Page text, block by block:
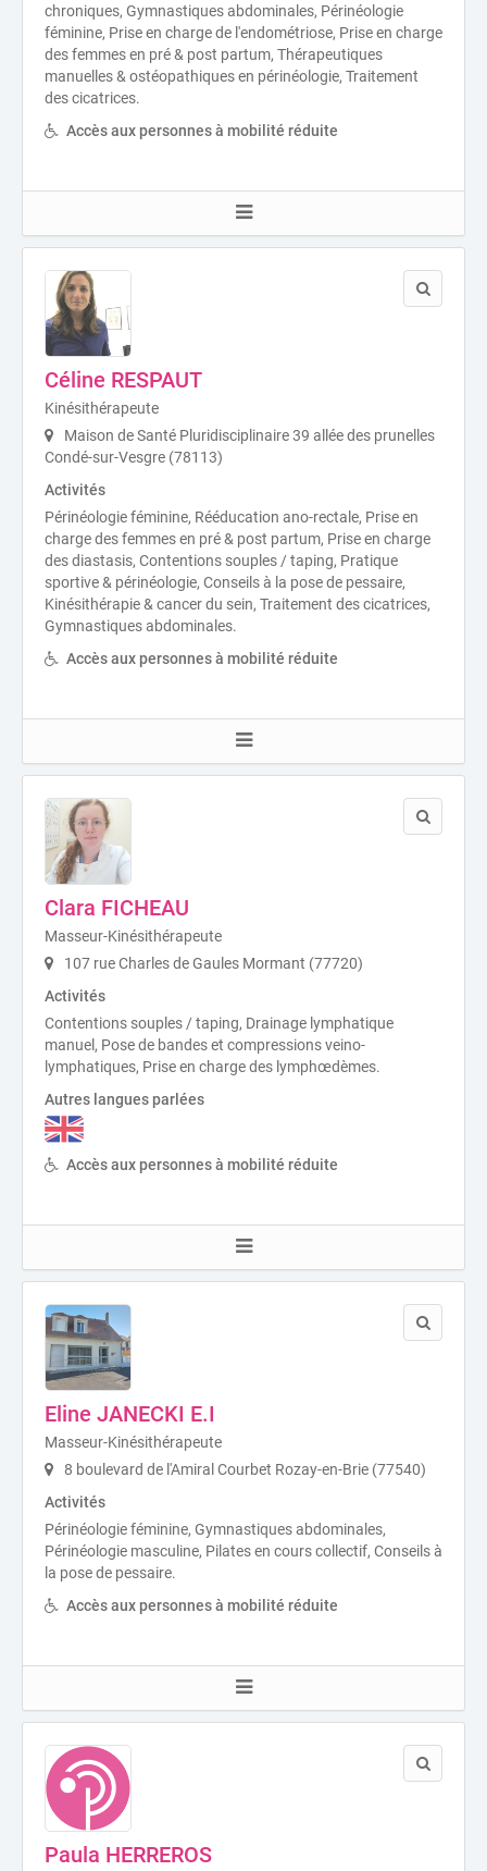
chroniques, Gymnastiques abdominales, Périnéologie
féminine, Prise en charge de l'endométriose, Prise en charge
des femmes en pré & post partum, Thérapeutiques
manuelles & ostéopathiques en périnéologie, Traitement
des cicatrices.
Accès aux personnes à mobilité réduite
Céline RESPAUT
Kinésithérapeute
Maison de Santé Pluridisciplinaire 39 allée des prunelles
Condé-sur-Vesgre (78113)
Activités
Périnéologie féminine, Rééducation ano-rectale, Prise en
charge des femmes en pré & post partum, Prise en charge
des diastasis, Contentions souples / taping, Pratique
sportive & périnéologie, Conseils à la pose de pessaire,
Kinésithérapie & cancer du sein, Traitement des cicatrices,
Gymnastiques abdominales.
Accès aux personnes à mobilité réduite
Clara FICHEAU
Masseur-Kinésithérapeute
107 rue Charles de Gaules Mormant (77720)
Activités
Contentions souples / taping, Drainage lymphatique
manuel, Pose de bandes et compressions veino-
lymphatiques, Prise en charge des lymphœdèmes.
Autres langues parlées
Accès aux personnes à mobilité réduite
Eline JANECKI E.I
Masseur-Kinésithérapeute
8 boulevard de l'Amiral Courbet Rozay-en-Brie (77540)
Activités
Périnéologie féminine, Gymnastiques abdominales,
Périnéologie masculine, Pilates en cours collectif, Conseils à
la pose de pessaire.
Accès aux personnes à mobilité réduite
Paula HERREROS